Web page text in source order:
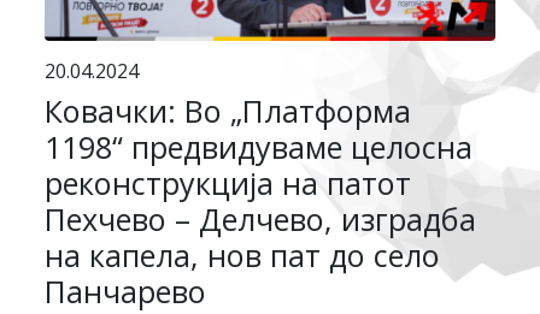
20.04.2024
Ковачки: Во „Платформа
1198“ предвидуваме целосна
реконструкција на патот
Пехчево – Делчево, изградба
на капела, нов пат до село
Панчарево